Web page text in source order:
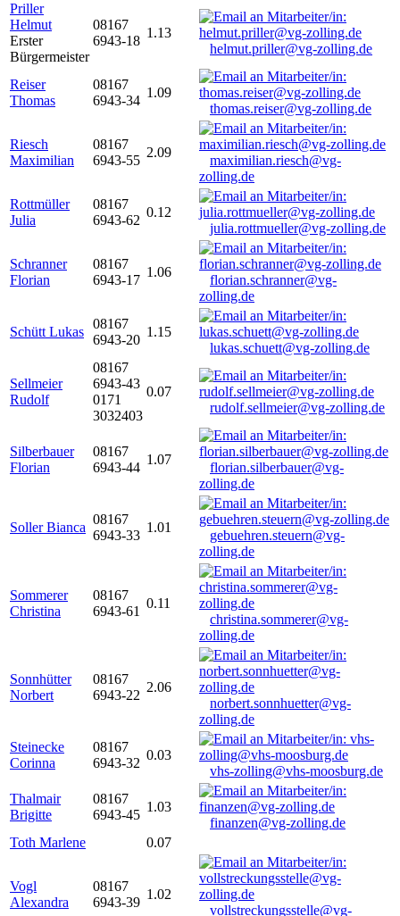
Priller
Helmut
Erster
Bürgermeister
08167
6943-18
1.13
helmut.priller@vg-zolling.de
Reiser
Thomas
08167
6943-34
1.09
thomas.reiser@vg-zolling.de
Riesch
Maximilian
08167
6943-55
2.09
maximilian.riesch@vg-
zolling.de
Rottmüller
Julia
08167
6943-62
0.12
julia.rottmueller@vg-zolling.de
Schranner
Florian
08167
6943-17
1.06
florian.schranner@vg-
zolling.de
Schütt Lukas
08167
6943-20
1.15
lukas.schuett@vg-zolling.de
Sellmeier
Rudolf
08167
6943-43
0171
3032403
0.07
rudolf.sellmeier@vg-zolling.de
Silberbauer
Florian
08167
6943-44
1.07
florian.silberbauer@vg-
zolling.de
Soller Bianca
08167
6943-33
1.01
gebuehren.steuern@vg-
zolling.de
Sommerer
Christina
08167
6943-61
0.11
christina.sommerer@vg-
zolling.de
Sonnhütter
Norbert
08167
6943-22
2.06
norbert.sonnhuetter@vg-
zolling.de
Steinecke
Corinna
08167
6943-32
0.03
vhs-zolling@vhs-moosburg.de
Thalmair
Brigitte
08167
6943-45
1.03
finanzen@vg-zolling.de
Toth Marlene
0.07
Vogl
Alexandra
08167
6943-39
1.02
vollstreckungsstelle@vg-